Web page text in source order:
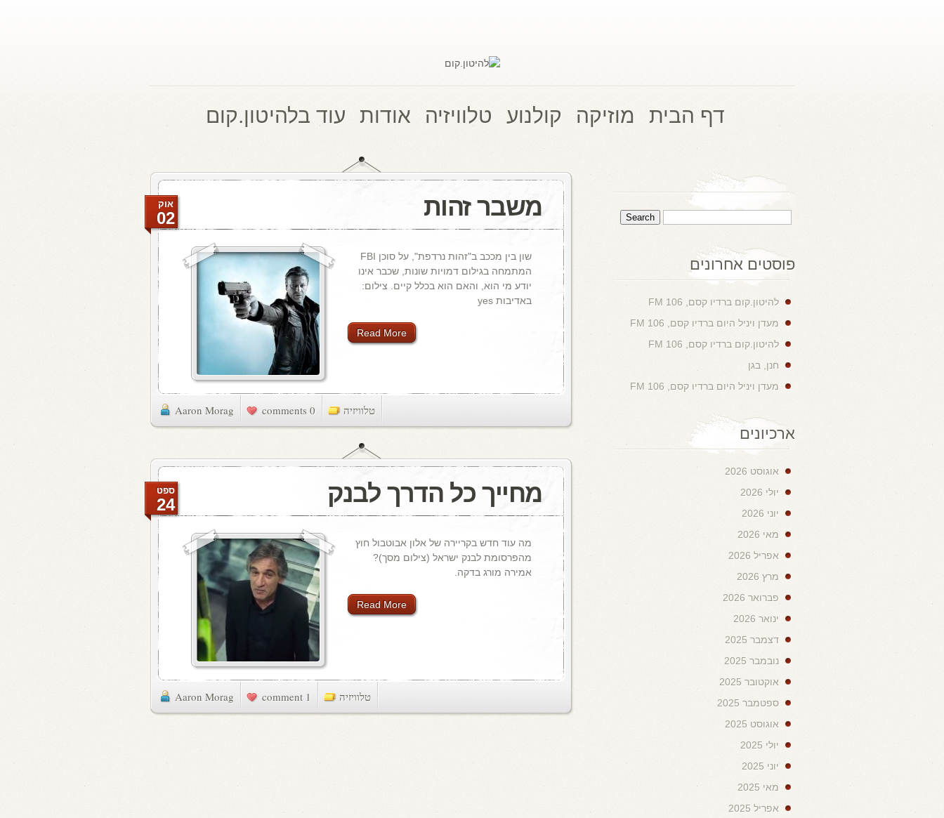
דף הבית מוזיקה קולנוע טלוויזיה אודות עוד בלהיטון.קום
משבר זהות אוק
02
שון בין מככב ב"זהות נרדפת", על סוכן FBI
המתמחה בגילום דמויות שונות, שכבר אינו
יודע מי הוא, והאם הוא בכלל קיים. צילום:
באדיבות yes
Read More
Aaron Morag 0 comments טלוויזיה
מחייך כל הדרך לבנק ספט
24
מה עוד חדש בקריירה של אלון אבוטבול חוץ
מהפרסומת לבנק ישראל (צילום מסך)?
אמירה מורג בדקה.
Read More
Aaron Morag 1 comment טלוויזיה
פוסטים אחרונים
להיטון.קום ברדיו קסם, 106 FM
מעדן ויניל היום ברדיו קסם, 106 FM
להיטון.קום ברדיו קסם, 106 FM
חנן, בגן
מעדן ויניל היום ברדיו קסם, 106 FM
ארכיונים
אוגוסט 2026
יולי 2026
יוני 2026
מאי 2026
אפריל 2026
מרץ 2026
פברואר 2026
ינואר 2026
דצמבר 2025
נובמבר 2025
אוקטובר 2025
ספטמבר 2025
אוגוסט 2025
יולי 2025
יוני 2025
מאי 2025
אפריל 2025